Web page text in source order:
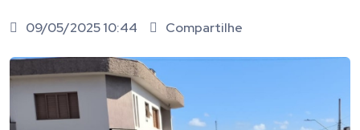
09/05/2025 10:44 Compartilhe